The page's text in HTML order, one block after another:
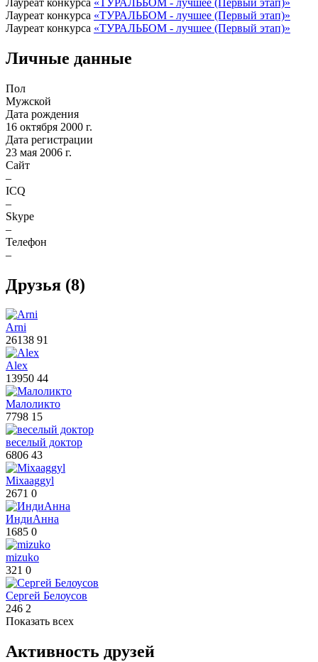
Лауреат конкурса «ТУРАЛЬБОМ - лучшее (Первый этап)»
Лауреат конкурса «ТУРАЛЬБОМ - лучшее (Первый этап)»
Личные данные
Пол
Мужской
Дата рождения
16 октября 2000 г.
Дата регистрации
23 мая 2006 г.
Сайт
–
ICQ
–
Skype
–
Телефон
–
Друзья (8)
Arni
26138 91
Аlex
13950 44
Малоликто
7798 15
веселый доктор
6806 43
Mixaaggyl
2671 0
ИндиАнна
1685 0
mizuko
321 0
Сергей Белоусов
246 2
Показать всех
Активность друзей